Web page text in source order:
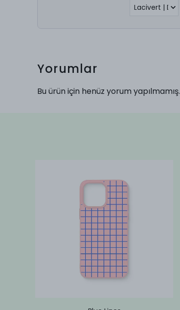
Yorumlar
Bu ürün için henüz yorum yapılmamış.